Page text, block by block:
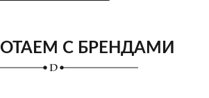
С БРЕНДАМИ